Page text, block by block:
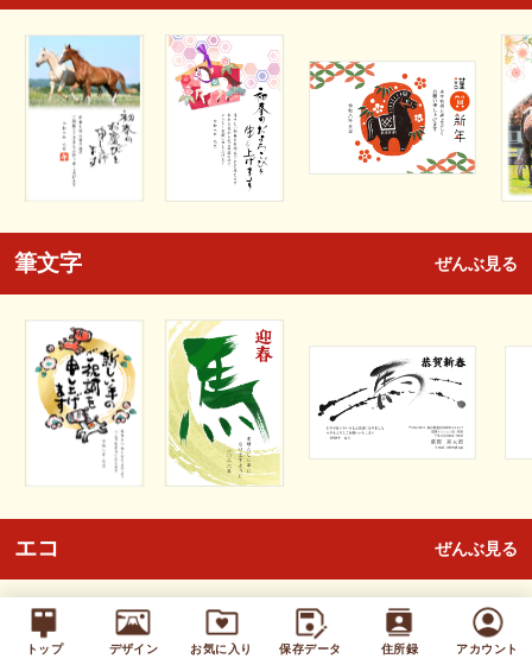
トップ デザイン お気に入り 保存データ 住所録 アカウント
筆文字 ぜんぶ見る
エコ ぜんぶ見る